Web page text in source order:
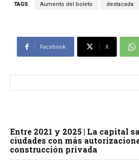
TAGS Aumento del boleto destacada
Facebook X
Entre 2021 y 2025 | La capital
ciudades con más
construcción privada